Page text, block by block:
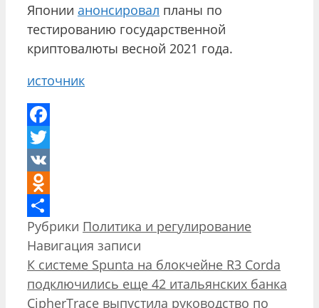
Японии анонсировал планы по
тестированию государственной
криптовалюты весной 2021 года.
источник
Facebook
Twitter
VK
Odnoklassniki
Отправить
Рубрики Политика и регулирование
Навигация записи
К системе Spunta на блокчейне R3 Corda
подключились еще 42 итальянских банка
CipherTrace выпустила руководство по